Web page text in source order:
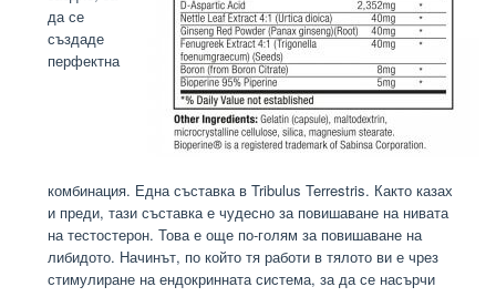
да се
създаде
перфектна
комбинация. Една съставка в Tribulus Terrestris. Както казах
и преди, тази съставка е чудесно за повишаване на нивата
на тестостерон. Това е още по-голям за повишаване на
либидото. Начинът, по който тя работи в тялото ви е чрез
стимулиране на ендокринната система, за да се насърчи